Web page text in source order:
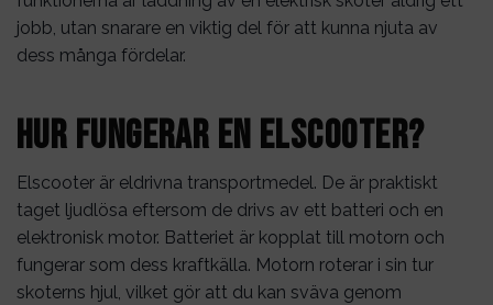
jobb, utan snarare en viktig del för att kunna njuta av
dess många fördelar.
Hur fungerar en elscooter?
Elscooter är eldrivna transportmedel. De är praktiskt
taget ljudlösa eftersom de drivs av ett batteri och en
elektronisk motor. Batteriet är kopplat till motorn och
fungerar som dess kraftkälla. Motorn roterar i sin tur
skoterns hjul, vilket gör att du kan sväva genom